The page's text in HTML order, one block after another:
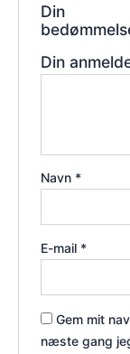
Din
Din
Navn *
E-mail *
Gem mit
næste gang